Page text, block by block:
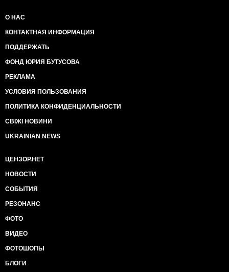
О НАС
КОНТАКТНАЯ ИНФОРМАЦИЯ
ПОДДЕРЖАТЬ
ФОНД ЮРИЯ БУТУСОВА
РЕКЛАМА
УСЛОВИЯ ПОЛЬЗОВАНИЯ
ПОЛИТИКА КОНФИДЕНЦИАЛЬНОСТИ
СВІЖІ НОВИНИ
UKRAINIAN NEWS
ЦЕНЗОР.НЕТ
НОВОСТИ
СОБЫТИЯ
РЕЗОНАНС
ФОТО
ВИДЕО
ФОТОШОПЫ
БЛОГИ